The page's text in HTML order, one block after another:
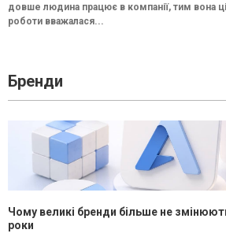
довше людина працює в компанії, тим вона
роботи вважалася...
Бренди
Чому великі бренди більше не
роки